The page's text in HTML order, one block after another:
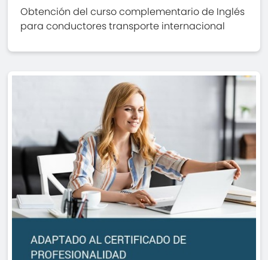
Obtención del curso complementario de Inglés
para conductores transporte internacional